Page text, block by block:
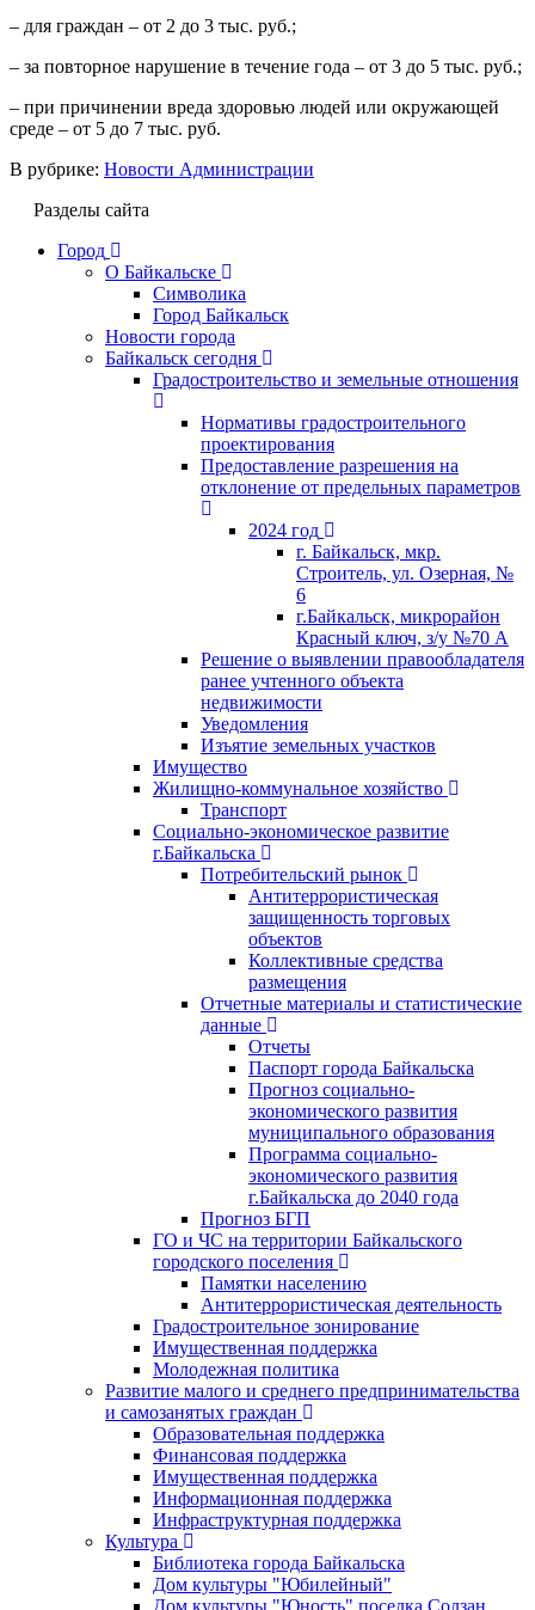
– для граждан – от 2 до 3 тыс. руб.;
– за повторное нарушение в течение года – от 3 до 5 тыс. руб.;
– при причинении вреда здоровью людей или окружающей
среде – от 5 до 7 тыс. руб.
В рубрике: Новости Администрации
Разделы сайта
Город
О Байкальске
Символика
Город Байкальск
Новости города
Байкальск сегодня
Градостроительство и земельные отношения
Нормативы градостроительного
проектирования
Предоставление разрешения на
отклонение от предельных параметров
2024 год
г. Байкальск, мкр.
Строитель, ул. Озерная, №
6
г.Байкальск, микрорайон
Красный ключ, з/у №70 А
Решение о выявлении правообладателя
ранее учтенного объекта
недвижимости
Уведомления
Изъятие земельных участков
Имущество
Жилищно-коммунальное хозяйство
Транспорт
Социально-экономическое развитие
г.Байкальска
Потребительский рынок
Антитеррористическая
защищенность торговых
объектов
Коллективные средства
размещения
Отчетные материалы и статистические
данные
Отчеты
Паспорт города Байкальска
Прогноз социально-
экономического развития
муниципального образования
Программа социально-
экономического развития
г.Байкальска до 2040 года
Прогноз БГП
ГО и ЧС на территории Байкальского
городского поселения
Памятки населению
Антитеррористическая деятельность
Градостроительное зонирование
Имущественная поддержка
Молодежная политика
Развитие малого и среднего предпринимательства
и самозанятых граждан
Образовательная поддержка
Финансовая поддержка
Имущественная поддержка
Информационная поддержка
Инфраструктурная поддержка
Культура
Библиотека города Байкальска
Дом культуры "Юбилейный"
Дом культуры "Юность" поселка Солзан